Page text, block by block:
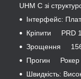
UHM C зі
Інтерфейс:
Кріпити PRD
Зрощення
Прогин Рокер
Швидкість: